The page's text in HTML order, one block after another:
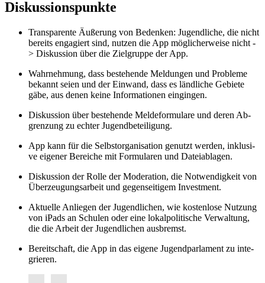
Dis­kus­si­ons­punk­te
Trans­pa­ren­te Äu­ße­rung von Be­den­ken: Ju­gend­li­che, die nicht
be­reits en­ga­giert sind, nut­zen die App mög­li­cher­wei­se nicht -
> Dis­kus­si­on über die Ziel­grup­pe der App.
Wahr­neh­mung, dass be­stehen­de Mel­dun­gen und Pro­ble­me
be­kannt sei­en und der Ein­wand, dass es länd­li­che Ge­bie­te
gäbe, aus de­nen kei­ne In­for­ma­tio­nen ein­gin­gen.
Dis­kus­si­on über be­stehen­de Mel­de­for­mu­la­re und de­ren Ab­
gren­zung zu ech­ter Ju­gend­be­tei­li­gung.
App kann für die Selbst­or­ga­ni­sa­ti­on ge­nutzt wer­den, in­klu­si­
ve ei­ge­ner Be­rei­che mit For­mu­la­ren und Da­tei­ab­la­gen.
Dis­kus­si­on der Rol­le der Mo­de­ra­ti­on, die Not­wen­dig­keit von
Über­zeu­gungs­ar­beit und ge­gen­sei­ti­gem In­vest­ment.
Ak­tu­el­le An­lie­gen der Ju­gend­li­chen, wie kos­ten­lo­se Nut­zung
von iPads an Schu­len oder eine lo­kal­po­li­ti­sche Ver­wal­tung,
die die Ar­beit der Ju­gend­li­chen aus­bremst.
Be­reit­schaft, die App in das ei­ge­ne Ju­gend­par­la­ment zu in­te­
grie­ren.